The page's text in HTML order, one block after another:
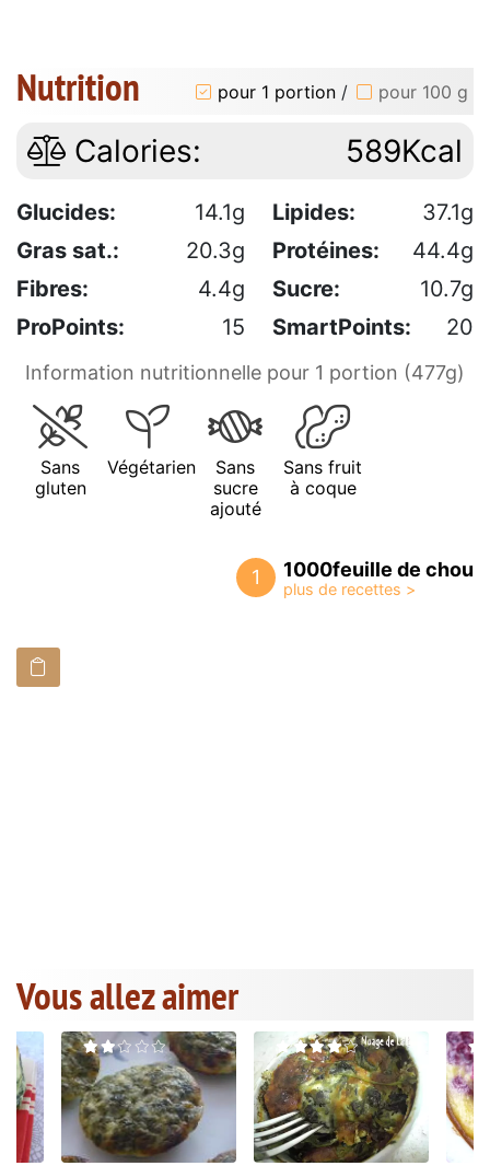
Nutrition pour 1 portion / pour 100 g
Calories: 589Kcal
Glucides: 14.1g Lipides:
37.1g
Gras sat.:
20.3g Protéines:
44.4g
Fibres:
4.4g Sucre:
10.7g
ProPoints:
15 SmartPoints: 20
Information nutritionnelle pour 1 portion (477g)
Sans
gluten
Végétarien
Sans
sucre
ajouté
Sans fruit
à coque
1 1000feuille de chou
Vous allez aimer